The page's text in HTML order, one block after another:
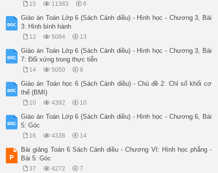
15 11383 6
Giáo án Toán Lớp 6 (Sách Cánh diều) - Hình học - Chương 3, Bài
3: Hình bình hành
12 5084 13
Giáo án Toán Lớp 6 (Sách Cánh diều) - Hình học - Chương 3, Bài
7: Đối xứng trong thực tiễn
14 5050 8
Giáo án Toán học 6 (Sách Cánh diều) - Chủ đề 2: Chỉ số khối cơ
thể (BMI)
10 4392 10
Giáo án Toán Lớp 6 (Sách Cánh diều) - Hình học - Chương 6, Bài
5: Góc
16 4338 14
Bài giảng Toán 6 Sách Cánh diều - Chương VI: Hình học phẳng -
Bài 5: Góc
37 4272 7